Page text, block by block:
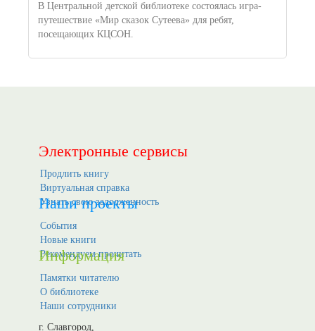
В Центральной детской библиотеке состоялась игра-
путешествие «Мир сказок Сутеева» для ребят,
посещающих КЦСОН.
Электронные сервисы
Продлить книгу
Виртуальная справка
Узнать свою задолженность
Наши проекты
События
Новые книги
Рекомендуем прочитать
Информация
Памятки читателю
О библиотеке
Наши сотрудники
г. Славгород,